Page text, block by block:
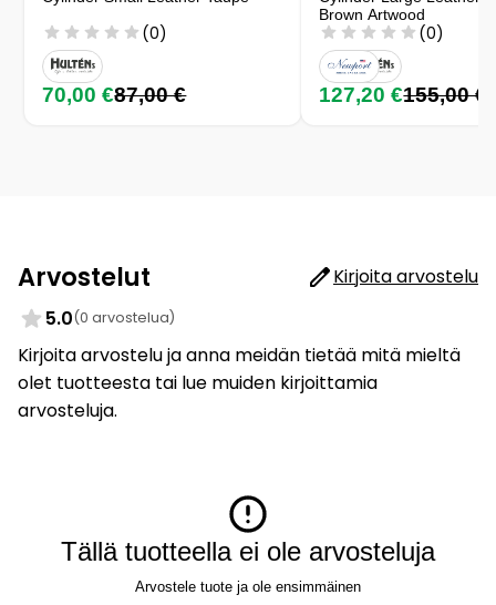
(0)
70,00 €87,00 €
Brown Artwood
(0)
127,20 €155,00 €
Arvostelut
Kirjoita arvostelu
5.0(0 arvostelua)
Kirjoita arvostelu ja anna meidän tietää mitä mieltä
olet tuotteesta tai lue muiden kirjoittamia
arvosteluja.
Tällä tuotteella ei ole arvosteluja
Arvostele tuote ja ole ensimmäinen